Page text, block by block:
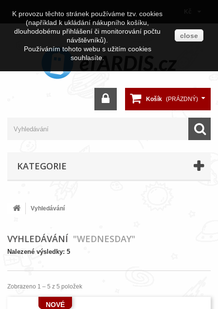
Košík (PRÁZDNÝ)
KATEGORIE
Vyhledávání
VYHLEDÁVÁNÍ "WEDNESDAY"
Nalezené výsledky: 5
Zobrazeno 1 – 5 z 5 položek
NOVÉ
K provozu těchto stránek používáme tzv. cookies
(například k ukládání nákupního košíku,
dlouhodobému přihlášení či monitorování počtu
návštěvníků).
Používáním tohoto webu s užitím cookies
souhlasíte.
close